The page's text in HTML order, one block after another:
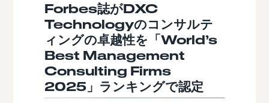
Forbes誌がDXC
Technologyのコンサルテ
ィングの卓越性を「World’s
Best Management
Consulting Firms
2025」ランキングで認定